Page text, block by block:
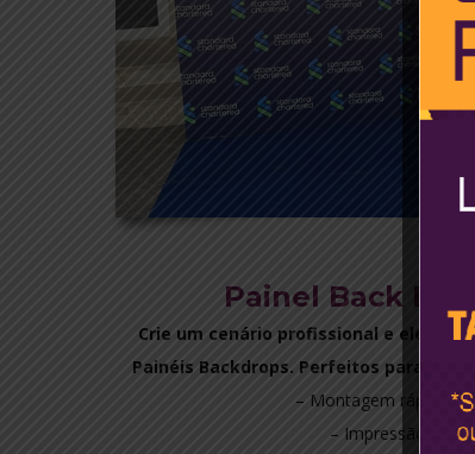
Painel Back
Crie um cenário profissional e
Painéis Backdrops. Perfeitos para
– Montagem rápida e
– Impressão em